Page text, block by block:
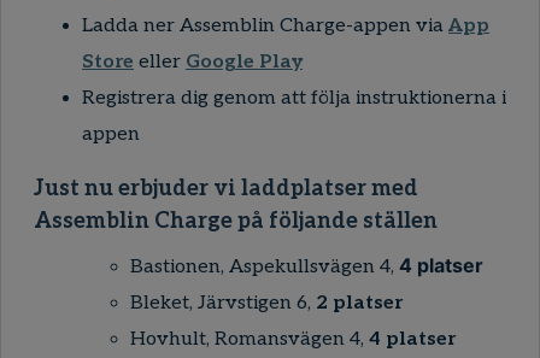
Ladda ner Assemblin Charge-appen via App
Store eller Google Play
Registrera dig genom att följa instruktionerna i
appen
Just nu erbjuder vi laddplatser med
Assemblin Charge på följande ställen
Bastionen, Aspekullsvägen 4, 4 platser
Bleket, Järvstigen 6, 2 platser
Hovhult, Romansvägen 4, 4 platser